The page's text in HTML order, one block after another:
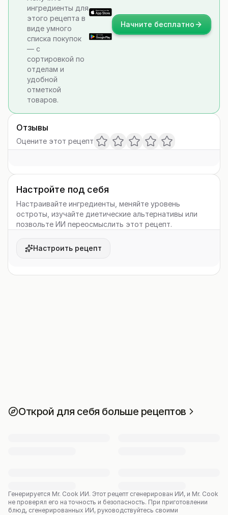
ингредиенты для
этого рецепта в
виде умного
списка покупок
— с
сортировкой по
отделам и
удобной
отметкой
товаров.
Начните бесплатно
Отзывы
Оцените этот рецепт
Настройте под себя
Настраивайте ингредиенты, меняйте уровень
остроты, изучайте диетические альтернативы или
позвольте ИИ переосмыслить этот рецепт.
Настроить рецепт
Открой для себя больше рецептов
Генерируется Mr. Cook ИИ. Этот рецепт сгенерирован ИИ, и Mr. Cook
не проверял его на точность и безопасность. При приготовлении
блюд, сгенерированных ИИ, руководствуйтесь своими